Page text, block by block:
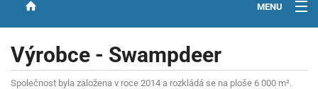
MENU
OPTIKA
Výrobce - Swampdeer
Společnost byla založena v roce 2014 a rozkládá se na ploše 6 000 m².